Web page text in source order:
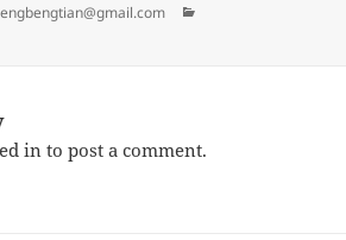
Author
engbengtian@gmail.com
in to post a comment.